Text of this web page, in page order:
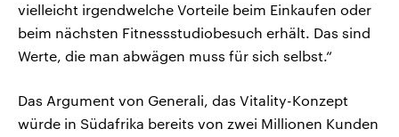
vielleicht irgendwelche Vorteile beim Einkaufen oder
beim nächsten Fitnessstudiobesuch erhält. Das sind
Werte, die man abwägen muss für sich selbst.“
Das Argument von Generali, das Vitality-Konzept
würde in Südafrika bereits von zwei Millionen Kunden